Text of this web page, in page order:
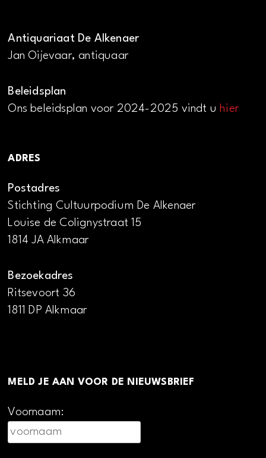
Antiquariaat De Alkenaer
Jan Oijevaar, antiquaar
Beleidsplan
Ons beleidsplan voor 2024-2025 vindt uhier
ADRES
Postadres
Stichting Cultuurpodium De Alkenaer
Louise de Colignystraat 15
1814 JA Alkmaar
Bezoekadres
Ritsevoort 36
1811 DP Alkmaar
MELD JE AAN VOOR DE NIEUWSBRIEF
Voornaam: